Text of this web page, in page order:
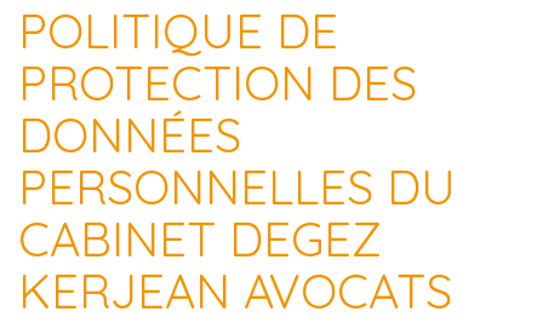
POLITIQUE DE
PROTECTION DES
DONNÉES
PERSONNELLES DU
CABINET DEGEZ
KERJEAN AVOCATS